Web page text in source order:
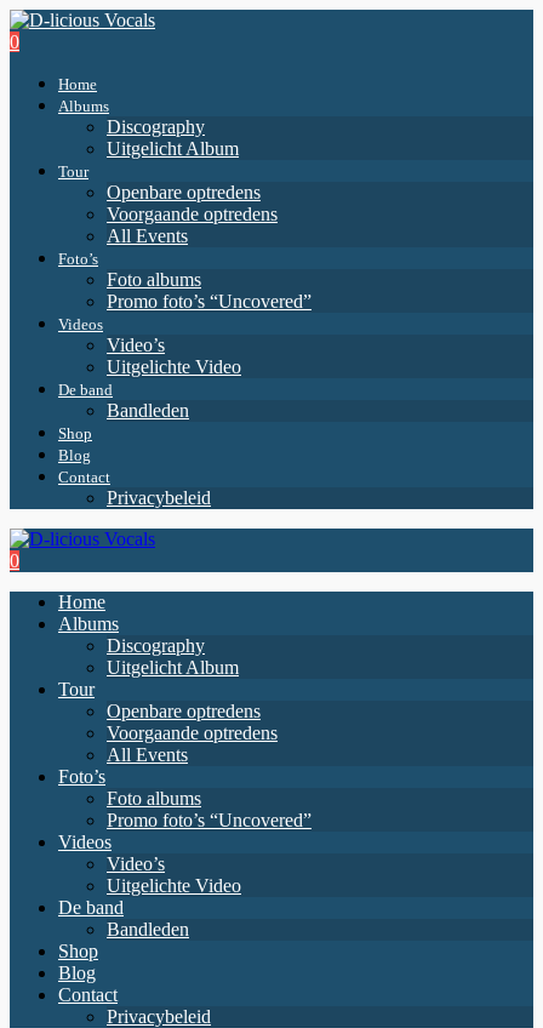
0
Home
Albums
Discography
Uitgelicht Album
Tour
Openbare optredens
Voorgaande optredens
All Events
Foto’s
Foto albums
Promo foto’s “Uncovered”
Videos
Video’s
Uitgelichte Video
De band
Bandleden
Shop
Blog
Contact
Privacybeleid
0
Home
Albums
Discography
Uitgelicht Album
Tour
Openbare optredens
Voorgaande optredens
All Events
Foto’s
Foto albums
Promo foto’s “Uncovered”
Videos
Video’s
Uitgelichte Video
De band
Bandleden
Shop
Blog
Contact
Privacybeleid